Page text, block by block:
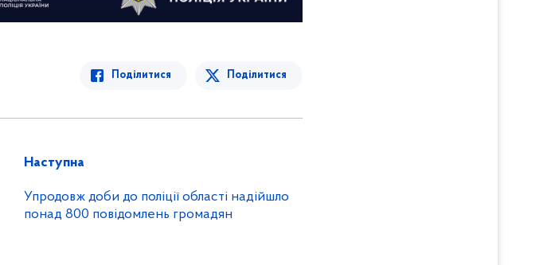
Поділитися Поділитися
Наступна
Упродовж доби до поліції області надійшло
понад 800 повідомлень громадян